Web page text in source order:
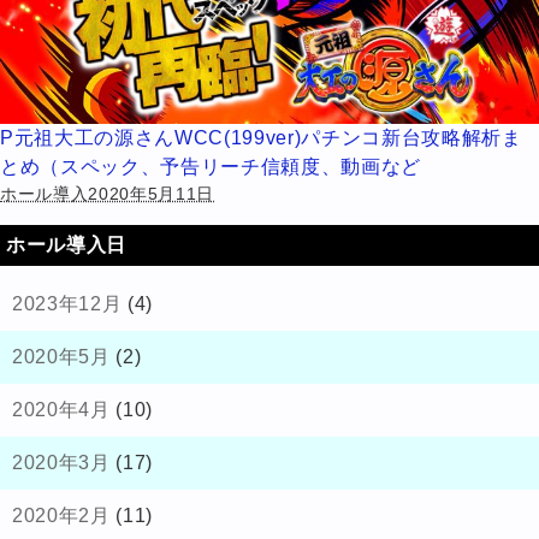
P元祖大工の源さんWCC(199ver)パチンコ新台攻略解析ま
とめ（スペック、予告リーチ信頼度、動画など
ホール導入2020年5月11日
ホール導入日
2023年12月 (4)
2020年5月 (2)
2020年4月 (10)
2020年3月 (17)
2020年2月 (11)